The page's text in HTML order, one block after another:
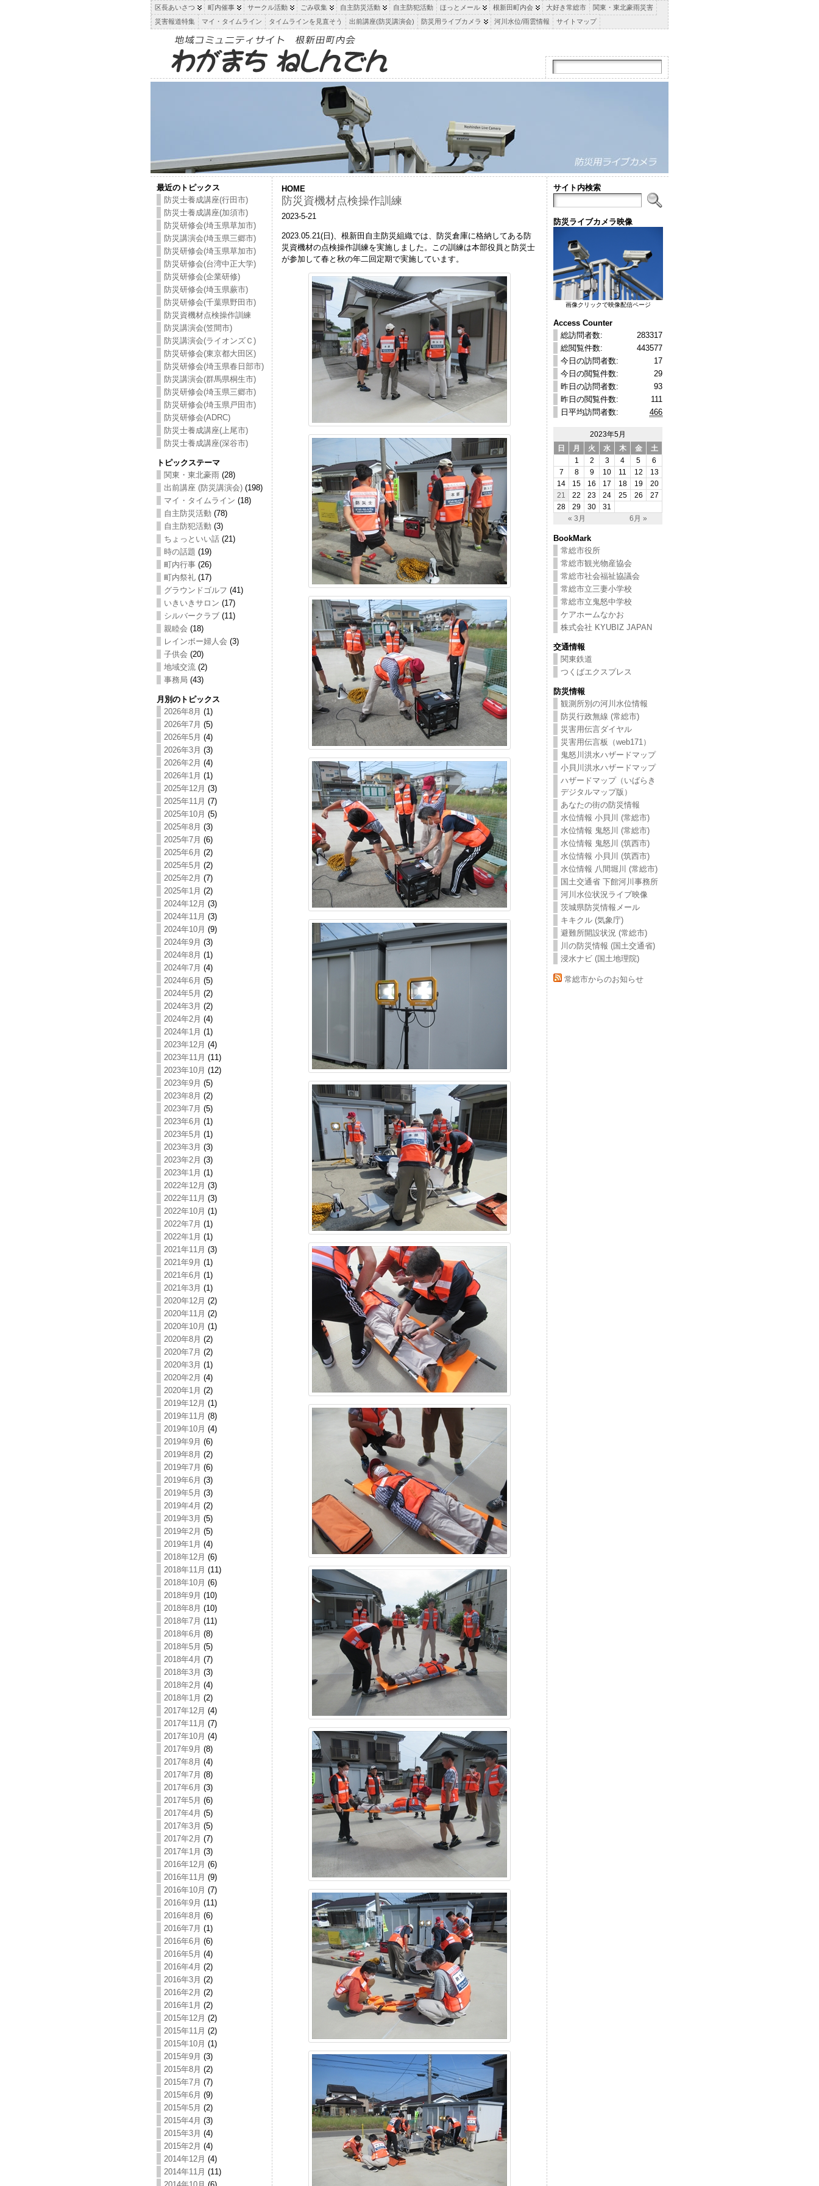
区長あいさつ 町内催事 サークル活動 ごみ収集 自主防災活動 自主防犯活動 ほっとメール 根新田町内会 大好き常総市
関東・東北豪雨災害
災害報道特集
マイ・タイムライン タイムラインを見直そう 出前講座(防災講演会) 防災用ライブカメラ 河川水位/雨雲情報 サイトマップ
最近のトピックス
防災士養成講座(行田市)
防災士養成講座(加須市)
防災研修会(埼玉県草加市)
防災講演会(埼玉県三郷市)
防災研修会(埼玉県草加市)
防災研修会(台湾中正大学)
防災研修会(企業研修)
防災研修会(埼玉県蕨市)
防災研修会(千葉県野田市)
防災資機材点検操作訓練
防災講演会(笠間市)
防災講演会(ライオンズＣ)
防災研修会(東京都大田区)
防災研修会(埼玉県春日部市)
防災講演会(群馬県桐生市)
防災研修会(埼玉県三郷市)
防災研修会(埼玉県戸田市)
防災研修会(ADRC)
防災士養成講座(上尾市)
防災士養成講座(深谷市)
トピックステーマ
関東・東北豪雨 (28)
出前講座 (防災講演会) (198)
マイ・タイムライン (18)
自主防災活動 (78)
自主防犯活動 (3)
ちょっといい話 (21)
時の話題 (19)
町内行事 (26)
町内祭礼 (17)
グラウンドゴルフ (41)
いきいきサロン (17)
シルバークラブ (11)
親睦会 (18)
レインボー婦人会 (3)
子供会 (20)
地域交流 (2)
事務局 (43)
月別のトピックス
2026年8月 (1)
2026年7月 (5)
2026年5月 (4)
2026年3月 (3)
2026年2月 (4)
2026年1月 (1)
2025年12月 (3)
2025年11月 (7)
2025年10月 (5)
2025年8月 (3)
2025年7月 (6)
2025年6月 (2)
2025年5月 (2)
2025年2月 (7)
2025年1月 (2)
2024年12月 (3)
2024年11月 (3)
2024年10月 (9)
2024年9月 (3)
2024年8月 (1)
2024年7月 (4)
2024年6月 (5)
2024年5月 (2)
2024年3月 (2)
2024年2月 (4)
2024年1月 (1)
2023年12月 (4)
2023年11月 (11)
2023年10月 (12)
2023年9月 (5)
2023年8月 (2)
2023年7月 (5)
2023年6月 (1)
2023年5月 (1)
2023年3月 (3)
2023年2月 (3)
2023年1月 (1)
2022年12月 (3)
2022年11月 (3)
2022年10月 (1)
2022年7月 (1)
2022年1月 (1)
2021年11月 (3)
2021年9月 (1)
2021年6月 (1)
2021年3月 (1)
2020年12月 (2)
2020年11月 (2)
2020年10月 (1)
2020年8月 (2)
2020年7月 (2)
2020年3月 (1)
2020年2月 (4)
2020年1月 (2)
2019年12月 (1)
2019年11月 (8)
2019年10月 (4)
2019年9月 (6)
2019年8月 (2)
2019年7月 (6)
2019年6月 (3)
2019年5月 (3)
2019年4月 (2)
2019年3月 (5)
2019年2月 (5)
2019年1月 (4)
2018年12月 (6)
2018年11月 (11)
2018年10月 (6)
2018年9月 (10)
2018年8月 (10)
2018年7月 (11)
2018年6月 (8)
2018年5月 (5)
2018年4月 (7)
2018年3月 (3)
2018年2月 (4)
2018年1月 (2)
2017年12月 (4)
2017年11月 (7)
2017年10月 (4)
2017年9月 (8)
2017年8月 (4)
2017年7月 (8)
2017年6月 (3)
2017年5月 (6)
2017年4月 (5)
2017年3月 (5)
2017年2月 (7)
2017年1月 (3)
2016年12月 (6)
2016年11月 (9)
2016年10月 (7)
2016年9月 (11)
2016年8月 (6)
2016年7月 (1)
2016年6月 (6)
2016年5月 (4)
2016年4月 (2)
2016年3月 (2)
2016年2月 (2)
2016年1月 (2)
2015年12月 (2)
2015年11月 (2)
2015年10月 (1)
2015年9月 (3)
2015年8月 (2)
2015年7月 (7)
2015年6月 (9)
2015年5月 (2)
2015年4月 (3)
2015年3月 (4)
2015年2月 (4)
2014年12月 (4)
2014年11月 (11)
HOME
防災資機材点検操作訓練
2023-5-21
2023.05.21(日)、根新田自主防災組織では、防災倉庫に格納してある防
災資機材の点検操作訓練を実施しました。この訓練は本部役員と防災士
が参加して春と秋の年二回定期で実施しています。
サイト内検索
防災ライブカメラ映像
画像クリックで映像配信ページ
Access Counter
283317
総訪問者数:
443577
総閲覧件数:
17
今日の訪問者数:
29
今日の閲覧件数:
93
昨日の訪問者数:
111
昨日の閲覧件数:
466
日平均訪問者数:
2023年5月
日
月 火 水 木 金 土
« 3月 6月 »
1 2 3 4 5
6
7
8 9 10 11 12
13
14
15 16 17 18 19
20
21
22 23 24 25 26
27
28
29 30 31
BookMark
常総市役所
常総市観光物産協会
常総市社会福祉協議会
常総市立三妻小学校
常総市立鬼怒中学校
ケアホームなかお
株式会社 KYUBIZ JAPAN
交通情報
関東鉄道
つくばエクスプレス
防災情報
観測所別の河川水位情報
防災行政無線 (常総市)
災害用伝言ダイヤル
災害用伝言板（web171）
鬼怒川洪水ハザードマップ
小貝川洪水ハザードマップ
ハザードマップ（いばらき
デジタルマップ版）
あなたの街の防災情報
水位情報 小貝川 (常総市)
水位情報 鬼怒川 (常総市)
水位情報 鬼怒川 (筑西市)
水位情報 小貝川 (筑西市)
水位情報 八間堀川 (常総市)
国土交通省 下館河川事務所
河川水位状況ライブ映像
茨城県防災情報メール
キキクル (気象庁)
避難所開設状況 (常総市)
川の防災情報 (国土交通省)
浸水ナビ (国土地理院)
常総市からのお知らせ